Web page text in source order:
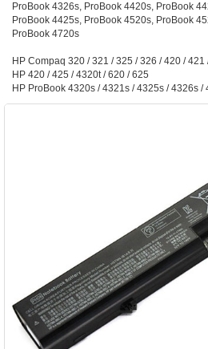
ProBook 4326s, ProBook 4420s, ProBook
ProBook 4425s, ProBook 4520s, ProBook
ProBook 4720s
HP Compaq 320 / 321 / 325 / 326 / 420 / 421
HP 420 / 425 / 4320t / 620 / 625
HP ProBook 4320s / 4321s / 4325s / 4326s